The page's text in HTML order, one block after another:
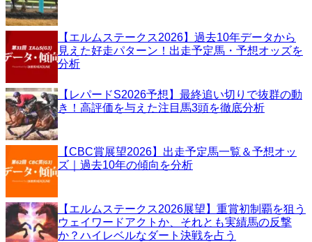
【エルムステークス2026】過去10年データから
見えた好走パターン！出走予定馬・予想オッズを
分析
【レパードS2026予想】最終追い切りで抜群の動
き！高評価を与えた注目馬3頭を徹底分析
【CBC賞展望2026】出走予定馬一覧＆予想オッ
ズ｜過去10年の傾向を分析
【エルムステークス2026展望】重賞初制覇を狙う
ウェイワードアクトか、それとも実績馬の反撃
か？ハイレベルなダート決戦を占う